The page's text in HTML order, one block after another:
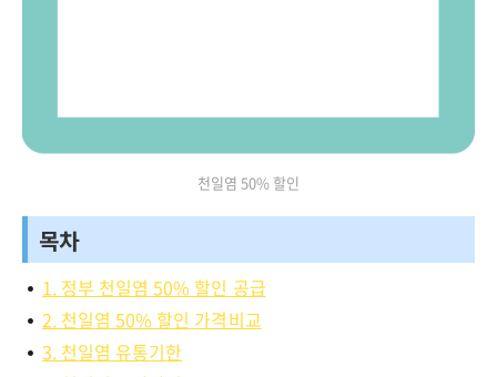
천일염 50% 할인
목차
1. 정부 천일염 50% 할인 공급
2. 천일염 50% 할인 가격비교
3. 천일염 유통기한